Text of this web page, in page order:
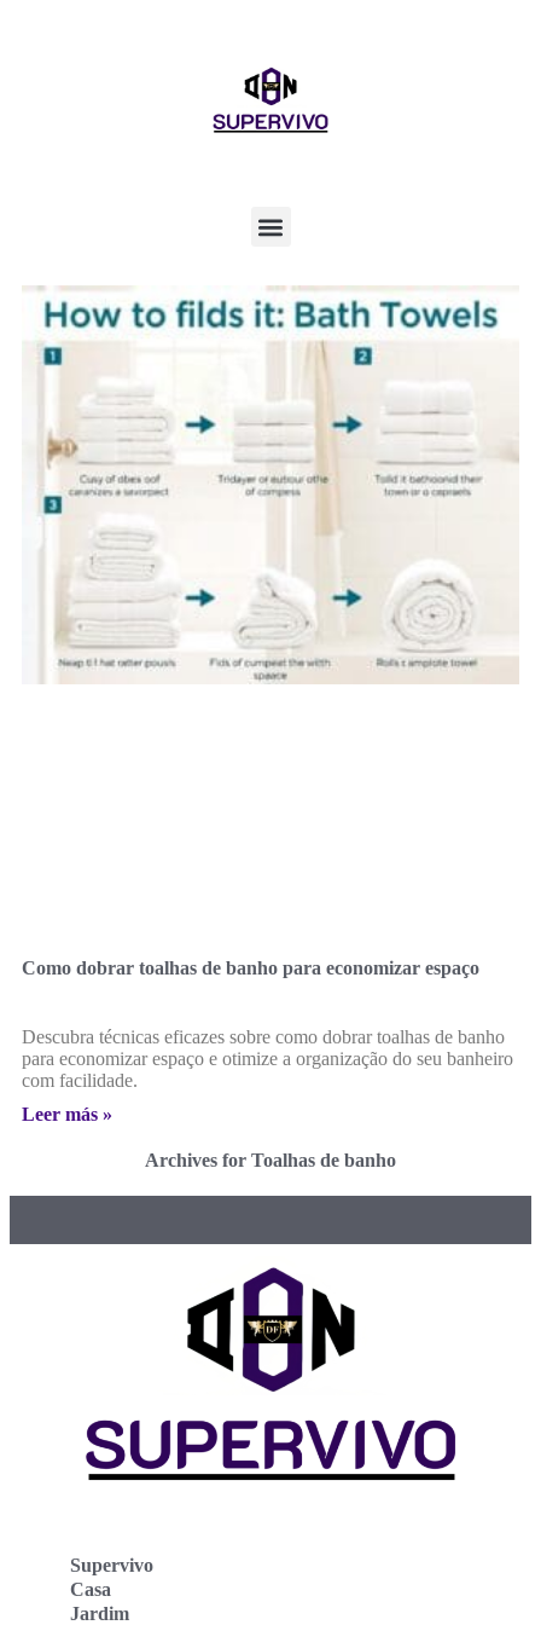
Como dobrar toalhas de banho para economizar espaço
Descubra técnicas eficazes sobre como dobrar toalhas de banho
para economizar espaço e otimize a organização do seu banheiro
com facilidade.
Leer más »
Archives for Toalhas de banho
Supervivo
Casa
Jardim